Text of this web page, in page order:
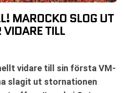
MAROCKO SLOG UT
TILL
vidare till sin första VM-
slagit ut stornationen